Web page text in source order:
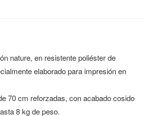
nature, en resistente poliéster de
elaborado para impresión en
70 cm reforzadas, con acabado cosido
8 kg de peso.